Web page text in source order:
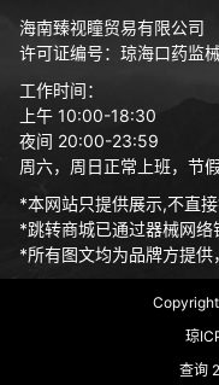
海南臻视瞳贸易有限公司
许可证编号：琼海口药监
工作时间：
上午 10:00-18:30
夜间 20:00-23:59
周六，周日正常上班，节
*本网站只提供展示,不直
*跳转商城已通过器械网络
*所有图文均为品牌方提供
琼
查询